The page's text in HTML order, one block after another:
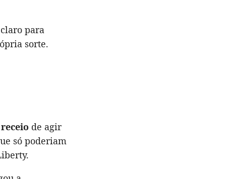
para
sorte.
receio de agir
só poderiam